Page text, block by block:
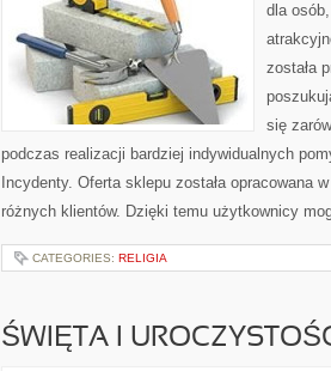
dla
została
się
podczas realizacji bardziej indywidualnych
Incydenty. Oferta sklepu została opracowana
różnych klientów. Dzięki temu użytkownicy
CATEGORIES: RELIGIA
ŚWIĘTA I